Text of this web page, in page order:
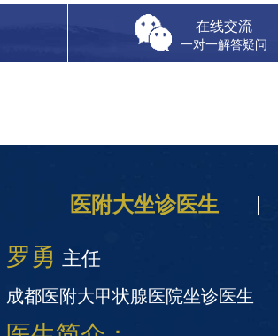
在线交流
一对一解答疑问
医附大坐诊医生
罗勇 主任
成都医附大甲状腺医院坐诊医生